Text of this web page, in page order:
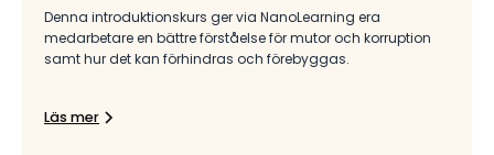
Denna introduktionskurs ger via NanoLearning era
medarbetare en bättre förståelse för mutor och korruption
samt hur det kan förhindras och förebyggas.
Läs mer